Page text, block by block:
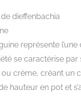
dieffenbachia
représente
se caractérise
crème, créant un
hauteur en pot et